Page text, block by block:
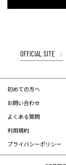
OFFICIAL SITE
初めての方へ
お問い合わせ
よくある質問
利用規約
プライバシーポリシー